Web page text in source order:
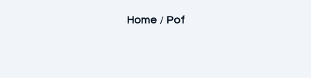
Home / Pof